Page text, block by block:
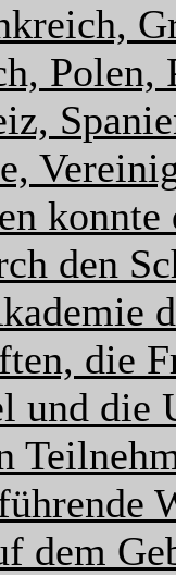
Polen,
den
die
und
dem